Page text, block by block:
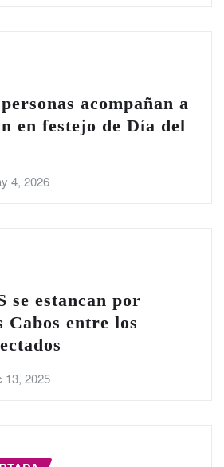
acompañan a
en festejo de Día del
4, 2026
se estancan por
Cabos entre los
13, 2025